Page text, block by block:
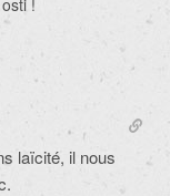
!
laïcité, il nous